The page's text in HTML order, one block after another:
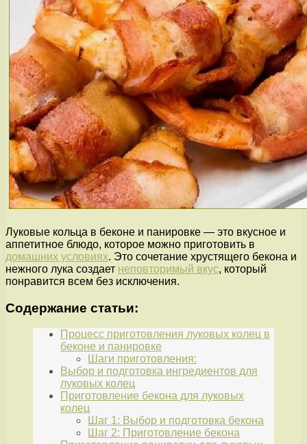
Луковые кольца в беконе и панировке — это вкусное и
аппетитное блюдо, которое можно приготовить в
домашних условиях. Это сочетание хрустящего бекона и
нежного лука создает неповторимый вкус, который
понравится всем без исключения.
Содержание статьи:
Процесс приготовления луковых колец в
беконе и панировке
Шаги приготовления:
Выбор и подготовка ингредиентов для
луковых колец
Приготовление бекона для луковых
колец
Шаг 1: Выбор и подготовка бекона
Шаг 2: Приготовление бекона